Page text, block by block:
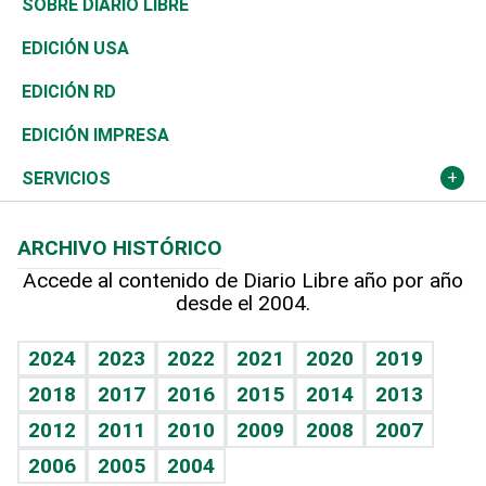
Reportajes
África
Ocenanía
Caribe
Resto del mundo
Vivienda
Telecom.
Global y variable
Economía personal
Buena Vida
Sociales
Novedades
Podcast Arte Libre
Hablando con el pediatra
Vida y familia
Eñe
Celebrando la vida
Sin complejos
Ciclismo
Tenis
Olimpismo
Más deportes
Línea de hit
TBT Deportivo
En Directo
El Espía
Noticiero Poteleche
Columnistas
Tecnología
Historia
Martes de tecnología
Cambio climático
Mundo
Economía
Revista
Deportes
Opinión
Hecho en casa
Guía del dinero
SOBRE DIARIO LIBRE
EDICIÓN USA
EDICIÓN RD
EDICIÓN IMPRESA
SERVICIOS
Cumpleaños
Horóscopos
Crucigramas
ARCHIVO HISTÓRICO
Accede al contenido de Diario Libre año por año
desde el 2004.
2024 2023 2022 2021 2020
2019
2018
2017 2016 2015 2014
2013
2012
2011 2010 2009 2008
2007
2006
2005 2004